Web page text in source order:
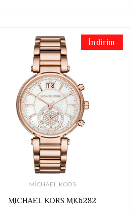
İndirim
MICHAEL KORS
MICHAEL KORS MK6282